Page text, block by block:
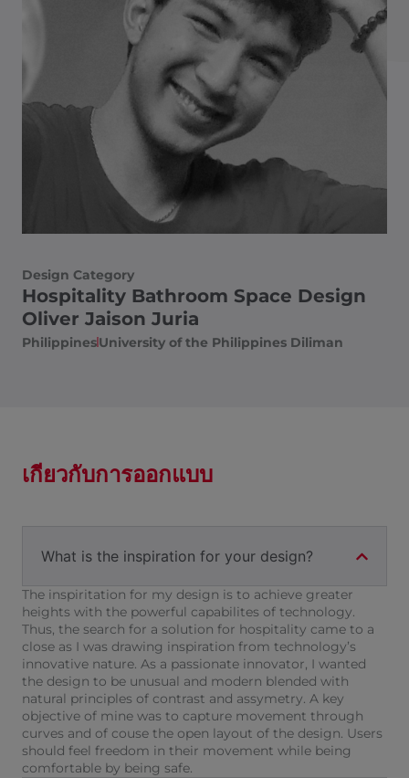
Design Category
Hospitality Bathroom Space Design
Oliver Jaison Juria
Philippines​University of the Philippines Diliman
เกี่ยวกับการออกแบบ
What is the inspiration for your design?
The inspiritation for my design is to achieve greater
heights with the powerful capabilites of technology.
Thus, the search for a solution for hospitality came to a
close as I was drawing inspiration from technology’s
innovative nature. As a passionate innovator, I wanted
the design to be unusual and modern blended with
natural principles of contrast and assymetry. A key
objective of mine was to capture movement through
curves and of couse the open layout of the design. Users
should feel freedom in their movement while being
comfortable by being safe.